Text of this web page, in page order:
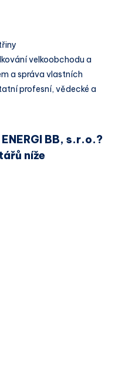
velkoobchodu a
a správa vlastních
profesní, vědecké a
BB, s.r.o.?
níže